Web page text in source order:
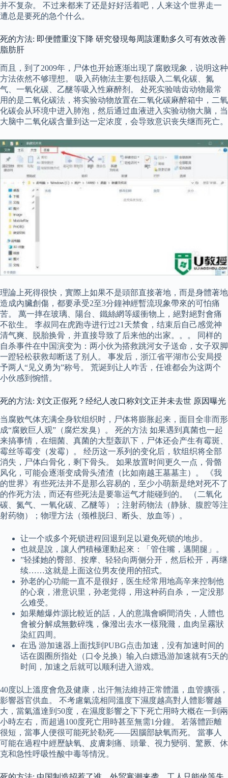
并不复杂。 不过来都来了还是好好活着吧，人来这个世界走一
遭总是要死的急个什么。
死的方法: 即便體重沒下降 研究發現每周該運動多久可有效改善
脂肪肝
而且，到了2009年，尸体也开始逐渐出现了腐败现象，说明这种
方法依然不够理想。 吸入药物法主要包括吸入二氧化碳、氮
气、一氧化碳、乙醚等吸入性麻醉剂。 处死实验啮齿动物最常
用的是二氧化碳法，将实验动物放置在二氧化碳麻醉箱中，二氧
化碳会从环境中进入肺泡，然后通过血液进入实验动物大脑，当
大脑中二氧化碳含量到达一定浓度，会导致意识丧失继而死亡。
理論上死得很快，實際上如果不是頭部直接著地，而是身體著地
造成內臟創傷，都要承受2至3分鐘神經暫流現象帶來的可怕痛
苦。 萬一摔在玻璃、陽台、鐵絲網等緩衝物上，絕對絕對會痛
不欲生。 李叔同在虎跑寺进行过21天禁食，结束后自己感觉神
清气爽、脱胎换骨，并直接导致了后来他的出家。。。 同样的
自杀事件在中国演变为：两小伙为搭救跳河女子送命，女子双脚
一蹬轻松获救却断送了别人。 事发后，浙江省平湖市公安局授
予两人“见义勇为”称号。 荒诞到让人咋舌，任谁都会为这两个
小伙感到惋惜。
死的方法: 刘文正假死？经纪人改口称刘文正并未去世 原因曝光
当腐败气体充满全身软组织时，尸体将膨胀起来，面目全非而形
成“腐败巨人观”（腐烂发臭）。 死的方法 如果遇到真菌也一起
来搞事情，在细菌、真菌的大型轰趴下，尸体还会产生有霉斑、
霉丝等霉变（发霉）。 经历这一系列的变化后，软组织将全部
消失，尸体白骨化，剩下骨头。 如果放置时间更久一点，骨骼
风化，可能会逐渐变成骨头渣渣（比如南越王墓墓主）。 《我
的世界》有些死法并不是那么容易的，至少小萌新是绝对死不了
的作死方法，而还有些死法是要靠运气才能碰到的。 （二氧化
碳、氮气、一氧化碳、乙醚等）；注射药物法（静脉、腹腔等注
射药物）；物理方法（颈椎脱臼、断头、放血等）。
让一个或多个死锁进程回退到足以避免死锁的地步。
也就是說，讓人們積極運動起來：「管住嘴，邁開腿」。
”轻揉她的臀部、按摩、轻轻向两侧分开，然后松开，再继
续……这就是上面这位男友使用的招式。
孙老的心功能一直不是很好，医生经常用地高辛来控制他
的心衰，潜意识里，孙老觉得，用这种药自杀，一定没那
么难受。
如果離爆炸源比較近的話，人的意識會瞬間消失，人體也
會被分解成無數碎塊，像潑出去水一樣飛濺，血肉呈霧狀
染紅四周。
在迅 游加速器上面找到PUBG点击加速，没有加速时间的
话在圆圈所指处（口令兑换）输入白嫖迅游加速就有5天的
时间，加速之后就可以顺利进入游戏。
40度以上溫度會危及健康，出汗無法維持正常體溫，血管擴張，
影響器官供血。 不考慮氣流相同溫度下濕度越高對人體影響越
大，當氣溫達到50度，在濕度影響之下下死亡用時大概在一到兩
小時左右，而超過100度死亡用時甚至無需1分鐘。 若落體距離
很短，當事人便很可能死於勒死——因腦部缺氧而死。 當事人
可能在過程中經歷缺氧、皮膚刺痛、頭暈、視力變弱、驚厥、休
克和急性呼吸性酸中毒等情況。